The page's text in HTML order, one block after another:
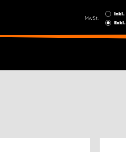
MwSt.
Inkl.
Exkl.